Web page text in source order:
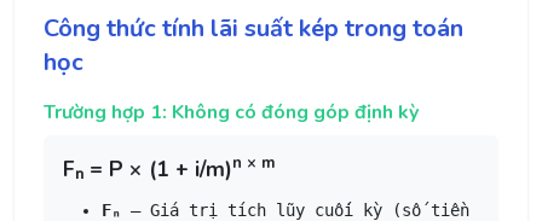
Công thức tính lãi suất kép trong toán
học
Trường hợp 1: Không có đóng góp định kỳ
Fₙ = P × (1 + i/m)n × m
Fₙ — Giá trị tích lũy cuối kỳ (số tiền